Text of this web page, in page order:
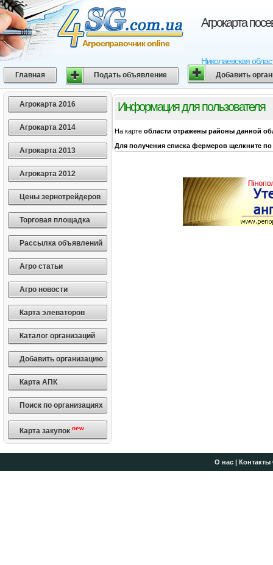
Агрокарта
Николаевская
Агросправочник online
Главная Подать объявление Добавить
Агрокарта 2016
Агрокарта 2014
Агрокарта 2013
Агрокарта 2012
Цены зернотрейдеров
Торговая площадка
Рассылка объявлений
Агро статьи
Агро новости
Карта элеваторов
Каталог организаций
Добавить организацию
Карта АПК
Поиск по организациях
Карта закупок new
Информация для пользователя
На карте области отражены районы данной
Для получения списка фермеров щелкните по
О нас| Контакты